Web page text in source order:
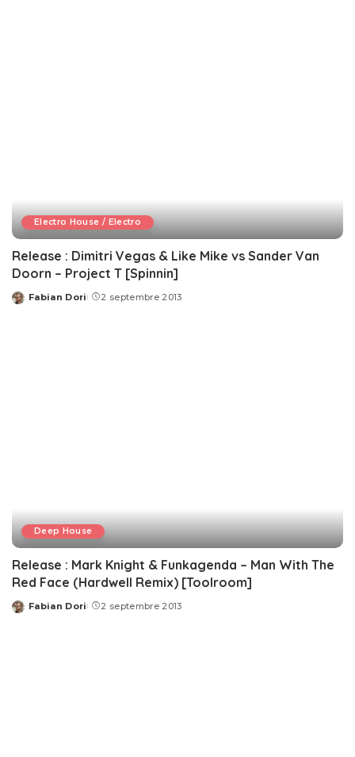
Electro House / Electro
Release : Dimitri Vegas & Like Mike vs Sander Van
Doorn – Project T [Spinnin]
Posted
Fabian Dori 2 septembre 2013
Deep House
Release : Mark Knight & Funkagenda – Man With The
Red Face (Hardwell Remix) [Toolroom]
Posted
Fabian Dori 2 septembre 2013